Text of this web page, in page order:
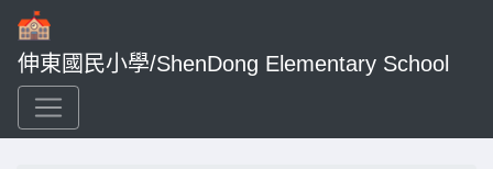
伸東國民小學/ShenDong Elementary School